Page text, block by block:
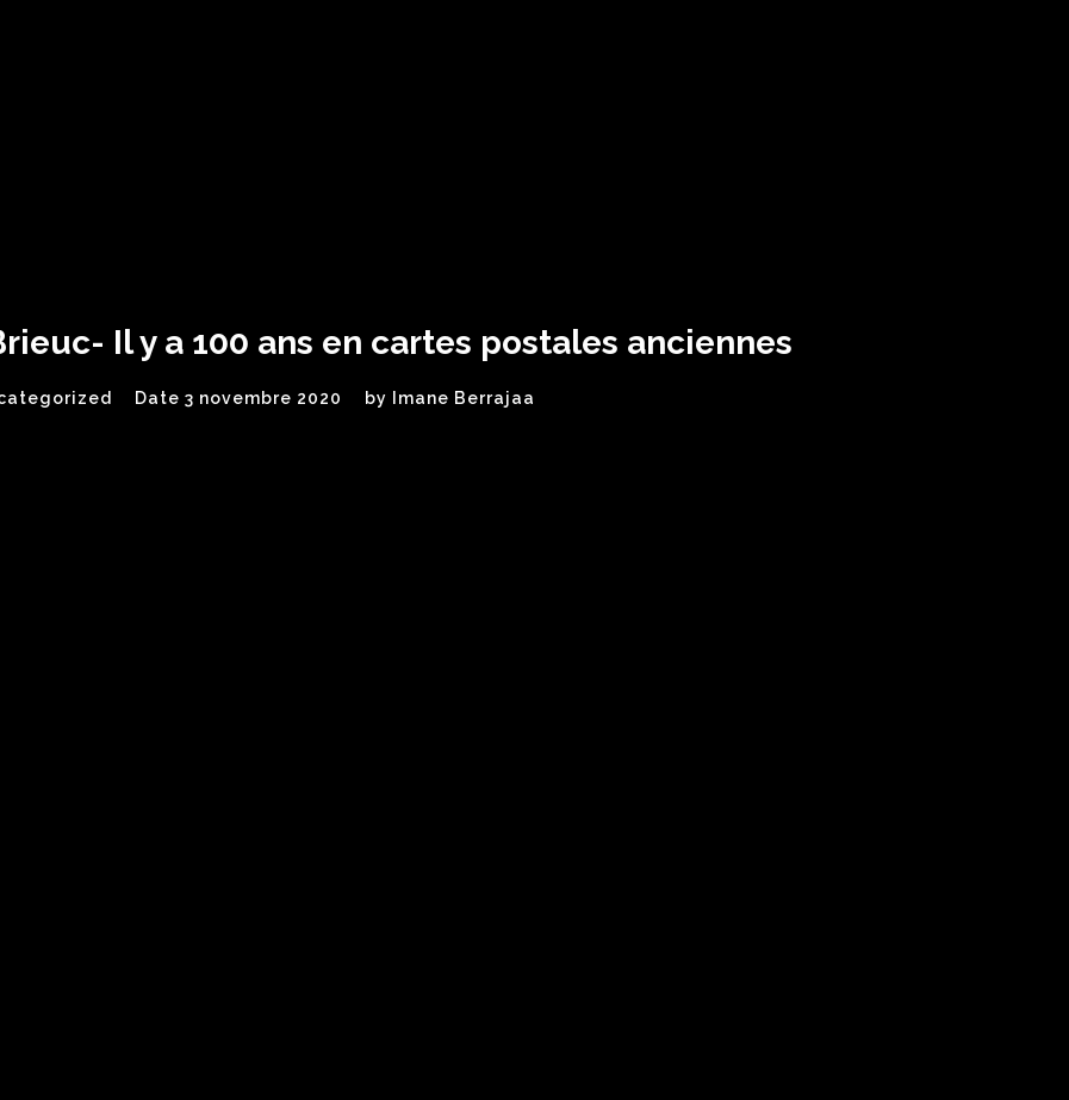
Il y a 100 ans en cartes postales anciennes
Date 3 novembre 2020 by Imane Berrajaa